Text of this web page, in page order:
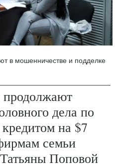
в мошенничестве и подделке
продолжают
дела по
на $7
семьи
Поповой